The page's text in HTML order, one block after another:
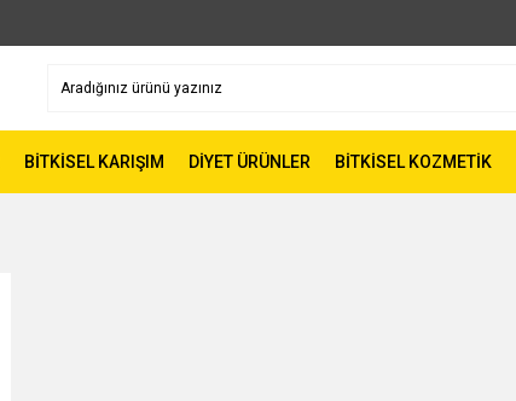
BİTKİSEL KARIŞIM DİYET ÜRÜNLER BİTKİSEL KOZMETİK